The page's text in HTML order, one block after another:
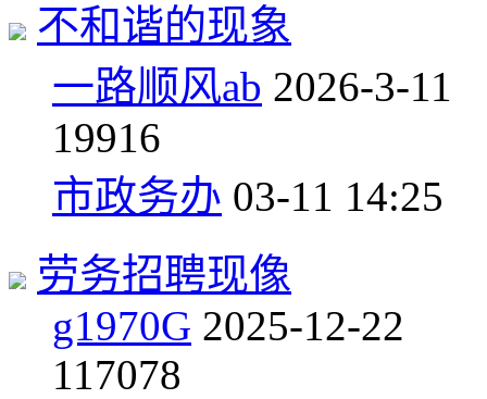
不和谐的现象
一路顺风ab 2026-3-11
19916
市政务办 03-11 14:25
劳务招聘现像
g1970G 2025-12-22
117078